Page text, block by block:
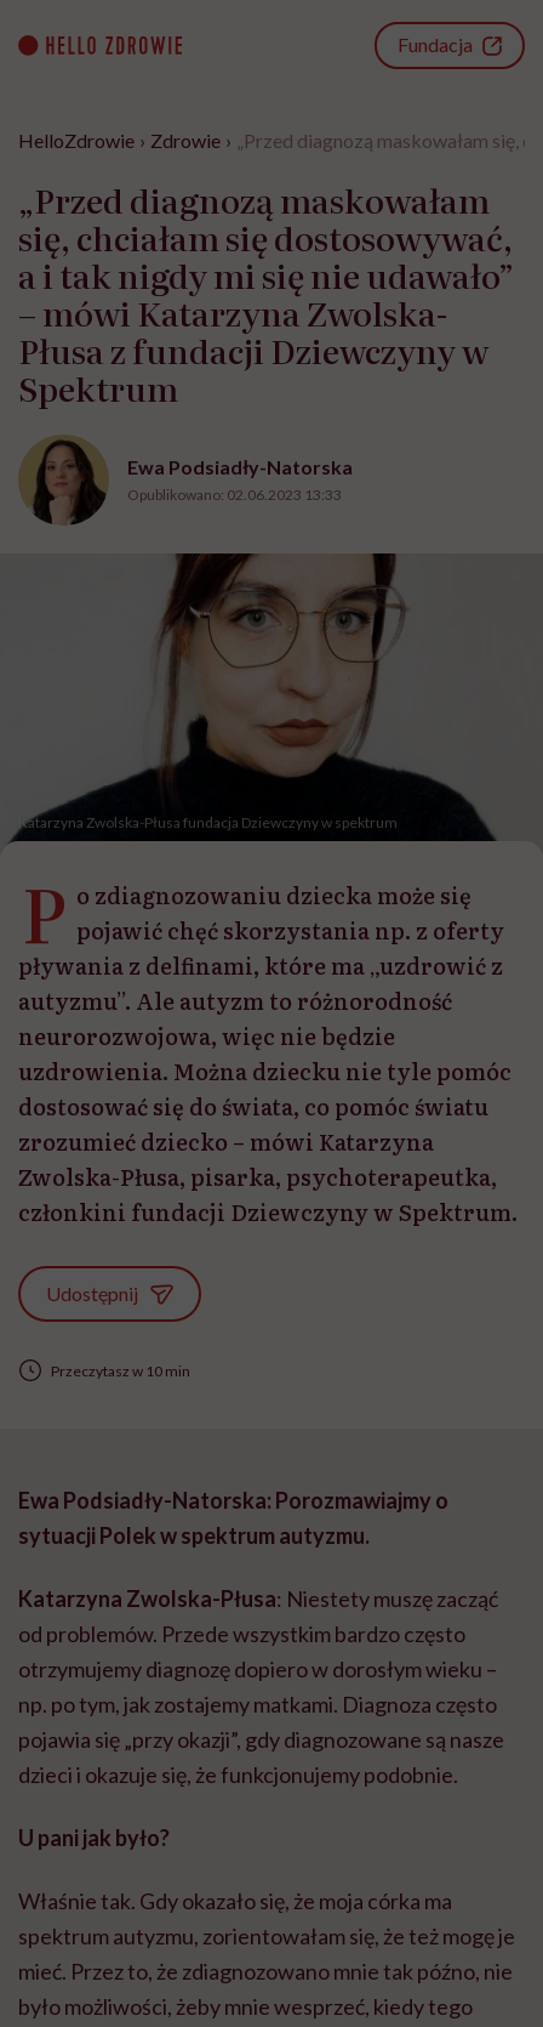
content
Fundacja
HelloZdrowie › Zdrowie › „Przed diagnozą maskowałam się,
„Przed diagnozą maskowałam
się, chciałam się dostosowywać,
a i tak nigdy mi się nie udawało”
– mówi Katarzyna Zwolska-
Płusa z fundacji Dziewczyny w
Spektrum
Ewa Podsiadły-Natorska
Opublikowano: 02.06.2023 13:33
Katarzyna Zwolska-Płusa fundacja Dziewczyny w spektrum
P o zdiagnozowaniu dziecka może się
pojawić chęć skorzystania np. z oferty
pływania z delfinami, które ma „uzdrowić z
autyzmu”. Ale autyzm to różnorodność
neurorozwojowa, więc nie będzie
uzdrowienia. Można dziecku nie tyle pomóc
dostosować się do świata, co pomóc światu
zrozumieć dziecko – mówi Katarzyna
Zwolska-Płusa, pisarka, psychoterapeutka,
członkini fundacji Dziewczyny w Spektrum.
Udostępnij
Przeczytasz w 10 min
Ewa Podsiadły-Natorska: Porozmawiajmy o
sytuacji Polek w spektrum autyzmu.
Katarzyna Zwolska-Płusa: Niestety muszę zacząć
od problemów. Przede wszystkim bardzo często
otrzymujemy diagnozę dopiero w dorosłym wieku –
np. po tym, jak zostajemy matkami. Diagnoza często
pojawia się „przy okazji”, gdy diagnozowane są nasze
dzieci i okazuje się, że funkcjonujemy podobnie.
U pani jak było?
Właśnie tak. Gdy okazało się, że moja córka ma
spektrum autyzmu, zorientowałam się, że też mogę je
mieć. Przez to, że zdiagnozowano mnie tak późno, nie
było możliwości, żeby mnie wesprzeć, kiedy tego